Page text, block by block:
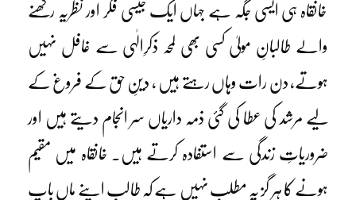
خانقاہ ہی ایسی جگہ ہے جہاں ایک جیسی فکر اور نظریہ رکھنے
والے طالبانِ مولیٰ کسی بھی لمحہ ذکرِالٰہی سے غافل نہیں
ہوتے، دن رات وہاں رہتے ہیں ، دینِ حق کے فروغ کے
لیے مرشد کی عطا کی گئی ذمہ داریاں سر انجام دیتے ہیں اور
ضروریاتِ زندگی سے استفادہ کرتے ہیں۔ خانقاہ میں مقیم
ہونے کا ہر گز یہ مطلب نہیں ہے کہ طالب اپنے ماں باپ